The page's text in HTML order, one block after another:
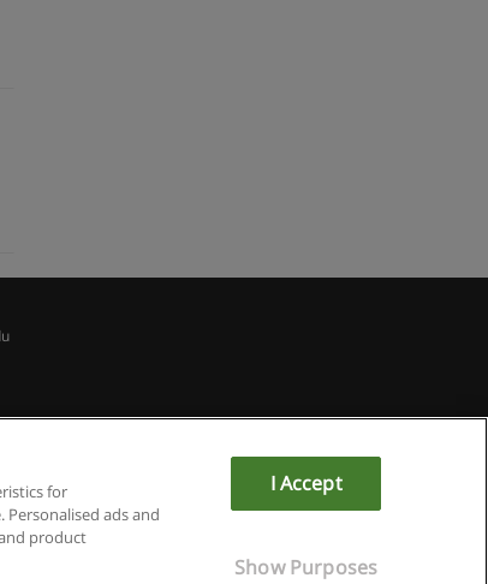
for
ads and
product
I Accept
Show Purposes